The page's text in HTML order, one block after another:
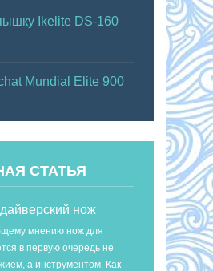
Ikelite DS-160
Mundial Elite 900
СТАТЬЯ
нож
мнению нож для
в первую очередь не
а инструментом. Как